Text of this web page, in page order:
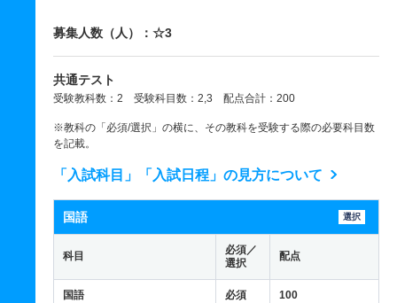
募集人数（人）：☆3
共通テスト
受験教科数：2 受験科目数：2,3 配点合計：200
※教科の「必須/選択」の横に、その教科を受験する際の必要科目数
を記載。
「入試科目」「入試日程」の見方について
国語 選択
科目
必須／
選択
配点
国語 必須 100